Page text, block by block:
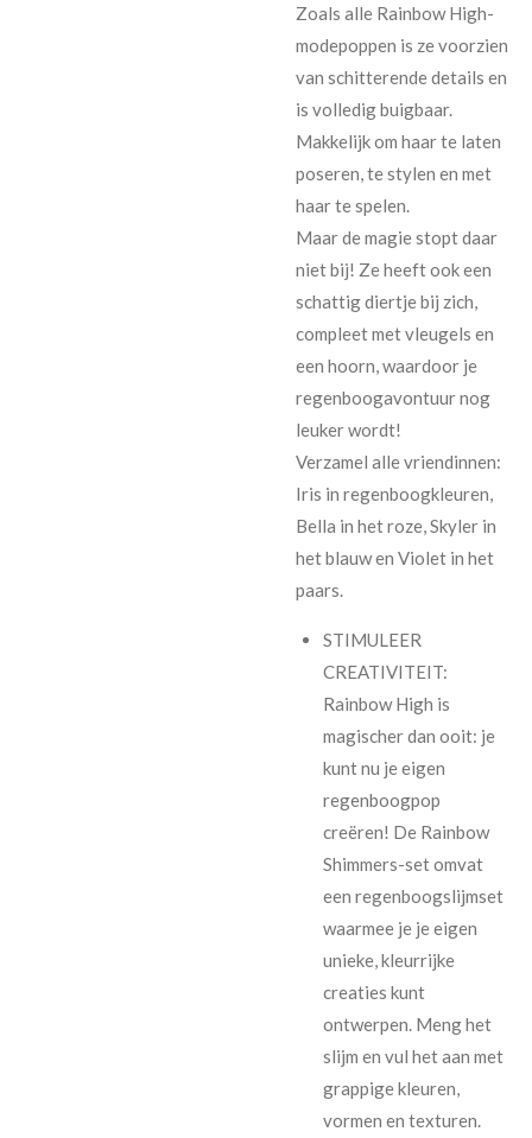
Zoals alle Rainbow High-
modepoppen is ze voorzien
van schitterende details en
is volledig buigbaar.
Makkelijk om haar te laten
poseren, te stylen en met
haar te spelen.
Maar de magie stopt daar
niet bij! Ze heeft ook een
schattig diertje bij zich,
compleet met vleugels en
een hoorn, waardoor je
regenboogavontuur nog
leuker wordt!
Verzamel alle vriendinnen:
Iris in regenboogkleuren,
Bella in het roze, Skyler in
het blauw en Violet in het
paars.
STIMULEER
CREATIVITEIT:
Rainbow High is
magischer dan ooit: je
kunt nu je eigen
regenboogpop
creëren! De Rainbow
Shimmers-set omvat
een regenboogslijmset
waarmee je je eigen
unieke, kleurrijke
creaties kunt
ontwerpen. Meng het
slijm en vul het aan met
grappige kleuren,
vormen en texturen.